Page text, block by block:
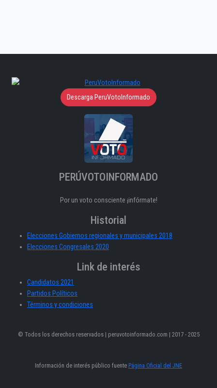
Descarga PeruVotoInformado
PERÚVOTOINFORMADO
Por un voto consciente ¡infórmate!
Historial
Elecciones Gobiernos regionales y municipales 2018
Elecciones Congresales 2020
Link de interés
Candidatos 2021
Partidos Políticos
Términos y condiciones
© Todos los derechos reservados | peruvotoinformado.com | 2017 - 2025
Información de interés público fuente Página Oficial del JNE